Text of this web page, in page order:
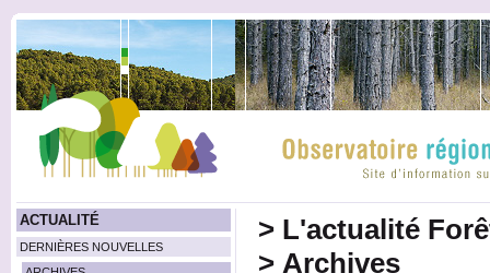
ACTUALITÉ
DERNIÈRES NOUVELLES
> L'actualité
> Archives